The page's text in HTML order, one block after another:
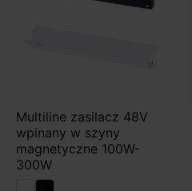
Multiline zasilacz 48V
wpinany w szyny
magnetyczne 100W-
300W